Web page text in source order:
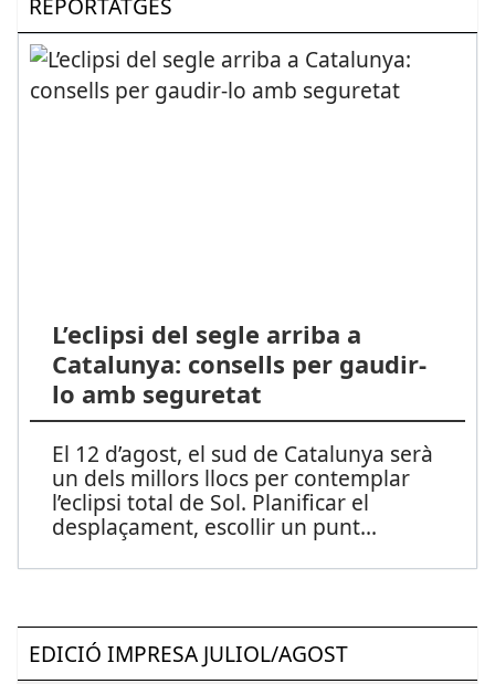
L’eclipsi del segle arriba a
Catalunya: consells per gaudir-
lo amb seguretat
El 12 d’agost, el sud de Catalunya serà
un dels millors llocs per contemplar
l’eclipsi total de Sol. Planificar el
desplaçament, escollir un punt...
EDICIÓ IMPRESA JULIOL/AGOST